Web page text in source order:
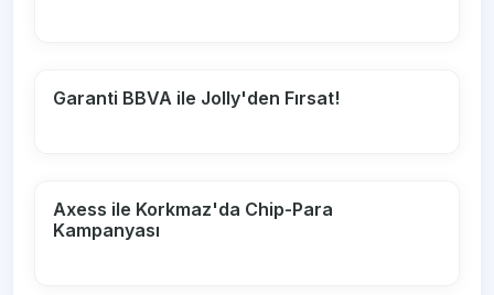
Garanti BBVA ile Jolly'den Fırsat!
Axess ile Korkmaz'da Chip-Para
Kampanyası